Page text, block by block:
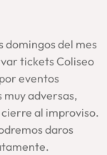
en días
de una oferta
Vaticanos, el
tours se realizan,
especializada
domingos del mes
tickets Coliseo
eventos
adversas,
al improviso.
daros